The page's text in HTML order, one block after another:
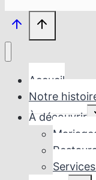
Accueil
Notre
À découvrir